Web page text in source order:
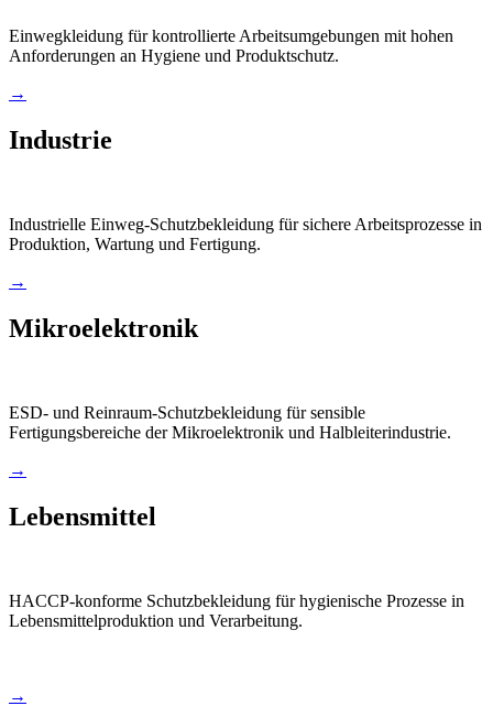
Einwegkleidung für kontrollierte Arbeitsumgebungen mit hohen
Anforderungen an Hygiene und Produktschutz.
→
Industrie
Industrielle Einweg-Schutzbekleidung für sichere Arbeitsprozesse in
Produktion, Wartung und Fertigung.
→
Mikroelektronik
ESD- und Reinraum-Schutzbekleidung für sensible
Fertigungsbereiche der Mikroelektronik und Halbleiterindustrie.
→
Lebensmittel
HACCP-konforme Schutzbekleidung für hygienische Prozesse in
Lebensmittelproduktion und Verarbeitung.
→